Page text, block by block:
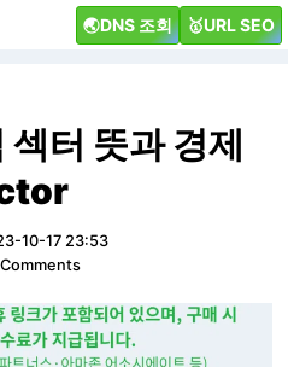
🌏DNS 조회 🥇URL SEO
섹터 뜻과 경제
10-17 23:53